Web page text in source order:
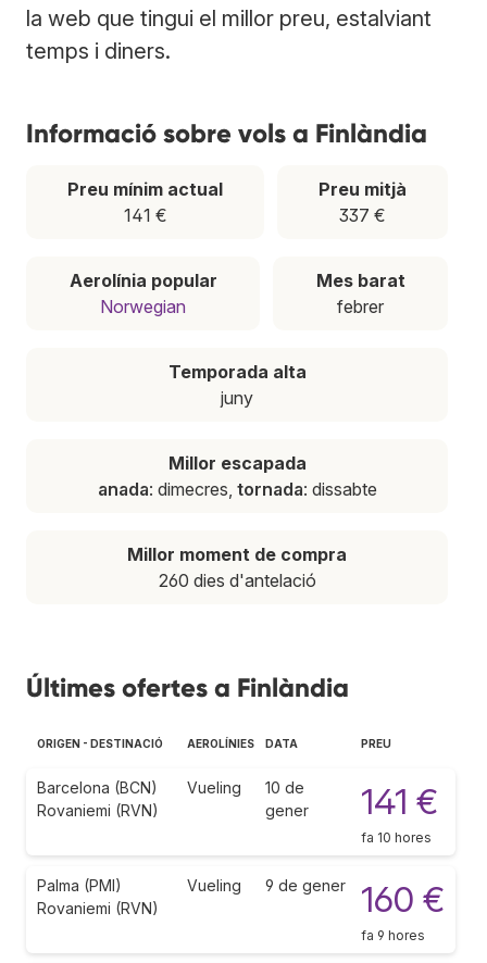
la web que tingui el millor preu, estalviant
temps i diners.
Informació sobre vols a Finlàndia
Preu mínim actual
141 €
Preu mitjà
337 €
Aerolínia popular
Norwegian
Mes barat
febrer
Temporada alta
juny
Millor escapada
anada: dimecres, tornada: dissabte
Millor moment de compra
260 dies d'antelació
Últimes ofertes a Finlàndia
ORIGEN - DESTINACIÓ AEROLÍNIES DATA PREU
Barcelona (BCN)
Rovaniemi (RVN)
Vueling
10 de
gener
141 €
fa 10 hores
Palma (PMI)
Rovaniemi (RVN)
Vueling 9 de gener 160 €
fa 9 hores